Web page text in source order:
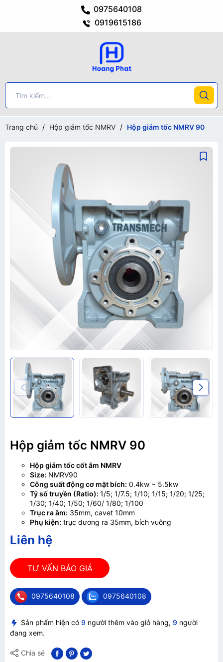
0975640108
0919615186
Trang chủ / Hộp giảm tốc NMRV / Hộp giảm tốc NMRV 90
Hộp giảm tốc NMRV 90
Hộp giảm tốc cốt âm NMRV
Size: NMRV90
Công suất động cơ mặt bích: 0.4kw ~ 5.5kw
Tỷ số truyền (Ratio): 1/5; 1/7.5; 1/10; 1/15; 1/20; 1/25;
1/30; 1/40; 1/50; 1/60/ 1/80; 1/100
Trục ra âm: 35mm, cavet 10mm
Phụ kiện: trục dương ra 35mm, bích vuông
Liên hệ
TƯ VẤN BÁO GIÁ
0975640108 0975640108
Sản phẩm hiện có 9 người thêm vào giỏ hàng, 9 người
đang xem.
Chia sẻ